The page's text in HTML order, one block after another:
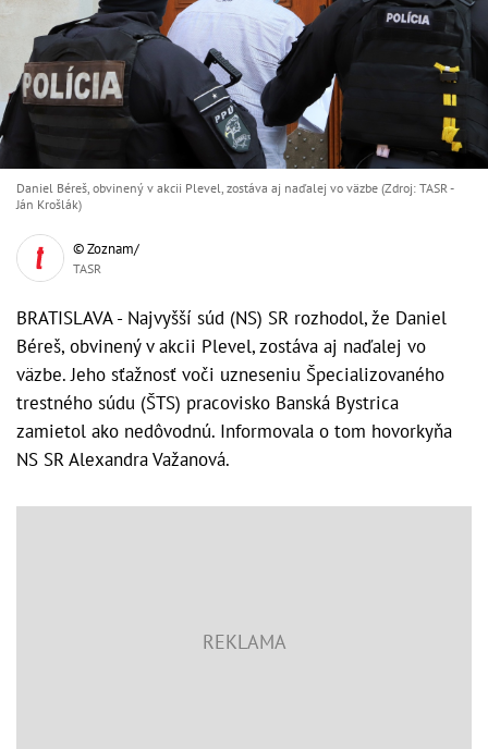
Daniel Béreš, obvinený v akcii Plevel, zostáva aj naďalej vo väzbe (Zdroj: TASR -
Ján Krošlák)
© Zoznam/
TASR
BRATISLAVA - Najvyšší súd (NS) SR rozhodol, že Daniel
Béreš, obvinený v akcii Plevel, zostáva aj naďalej vo
väzbe. Jeho sťažnosť voči uzneseniu Špecializovaného
trestného súdu (ŠTS) pracovisko Banská Bystrica
zamietol ako nedôvodnú. Informovala o tom hovorkyňa
NS SR Alexandra Važanová.